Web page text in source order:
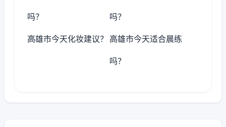
吗？ 吗？
高雄市今天化妆建议？ 高雄市今天适合晨练
吗？